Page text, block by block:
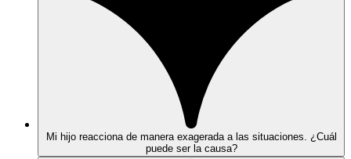
Mi hijo reacciona de manera exagerada a las situaciones. ¿Cuál
puede ser la causa?